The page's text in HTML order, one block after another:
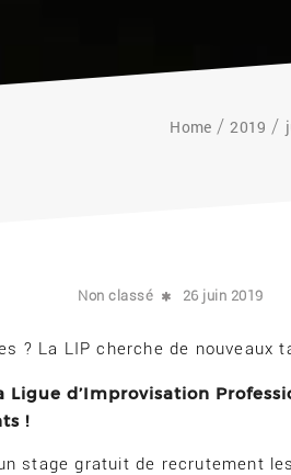
Home 2019
Non classé 26 juin 2019
? La LIP cherche de nouveaux
Ligue d’Improvisation
!
stage gratuit de recrutement